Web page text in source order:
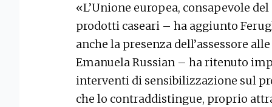
«L’Unione europea, consapevole
prodotti caseari – ha aggiunto
anche la presenza dell’assessore
Emanuela Russian – ha ritenuto
interventi di sensibilizzazione sul
che lo contraddistingue, proprio